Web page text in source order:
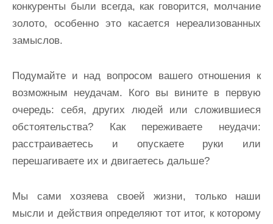
конкуренты были всегда, как говорится, молчание
золото, особенно это касается нереализованных
замыслов.
Подумайте и над вопросом вашего отношения к
возможным неудачам. Кого вы вините в первую
очередь: себя, других людей или сложившиеся
обстоятельства? Как переживаете неудачи:
расстраиваетесь и опускаете руки или
перешагиваете их и двигаетесь дальше?
Мы сами хозяева своей жизни, только наши
мысли и действия определяют тот итог, к которому